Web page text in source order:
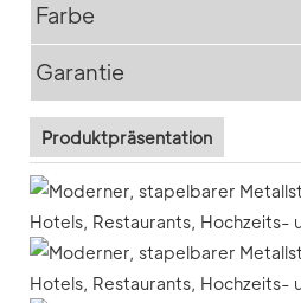
Farbe
Garantie
Produktpräsentation